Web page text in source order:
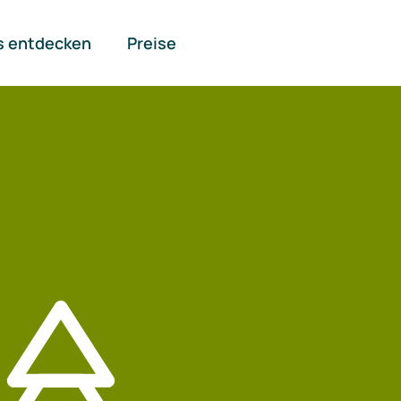
entdecken Preise